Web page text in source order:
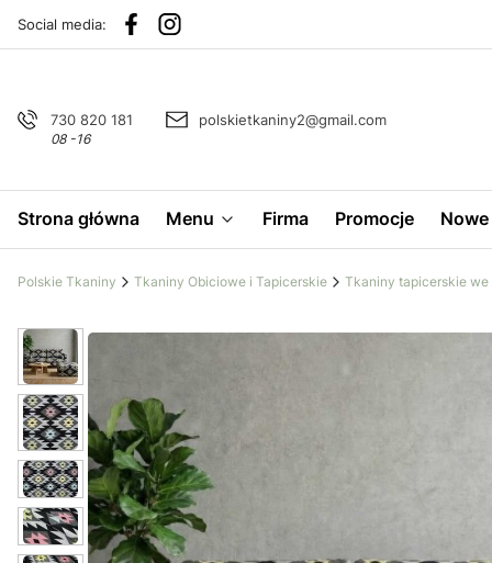
Social media:
730 820 181
08 -16
polskietkaniny2@gmail.com
Strona główna Menu Firma Promocje
Polskie Tkaniny Tkaniny Obiciowe i Tapicerskie Tkaniny tapicerskie